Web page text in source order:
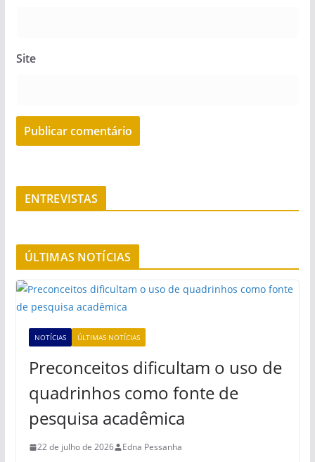
Site
ENTREVISTAS
ÚLTIMAS NOTÍCIAS
NOTÍCIAS ÚLTIMAS NOTÍCIAS
Preconceitos dificultam o uso de
quadrinhos como fonte de
pesquisa acadêmica
22 de julho de 2026 Edna Pessanha